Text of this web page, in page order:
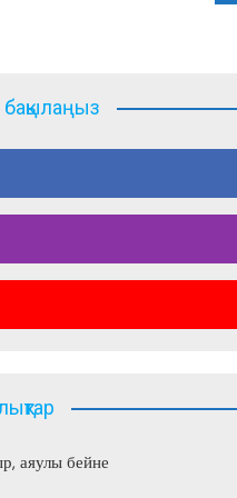
бақылаңыз
аяулы бейне